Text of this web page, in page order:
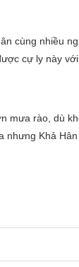
cùng nhiều
cự ly này
mưa rào, dù
Khả